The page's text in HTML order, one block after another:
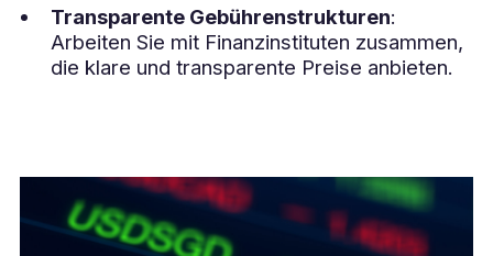
Transparente Gebührenstrukturen:
Arbeiten Sie mit Finanzinstituten zusammen,
die klare und transparente Preise anbieten.